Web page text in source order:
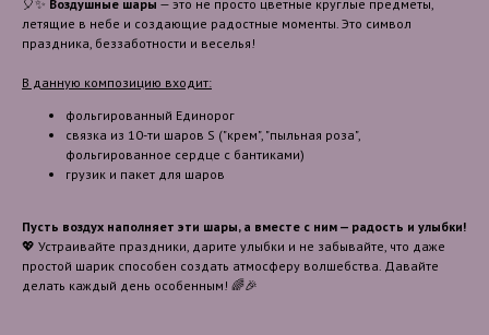
🎈✨ Воздушные шары — это не просто цветные круглые предметы,
летящие в небе и создающие радостные моменты. Это символ
праздника, беззаботности и веселья!
В данную композицию входит:
фольгированный Единорог
связка из 10-ти шаров S ("крем", "пыльная роза",
фольгированное сердце с бантиками)
грузик и пакет для шаров
Пусть воздух наполняет эти шары, а вместе с ним — радость и улыбки!
💖 Устраивайте праздники, дарите улыбки и не забывайте, что даже
простой шарик способен создать атмосферу волшебства. Давайте
делать каждый день особенным! 🌈🎉